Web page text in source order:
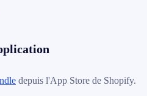
depuis l'App Store de Shopify.